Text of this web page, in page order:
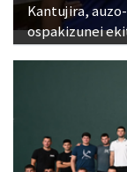
Kantujira,
ospakizunei